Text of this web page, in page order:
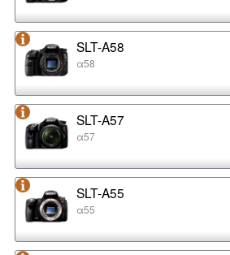
SLT-A58
α58
SLT-A57
α57
SLT-A55
α55